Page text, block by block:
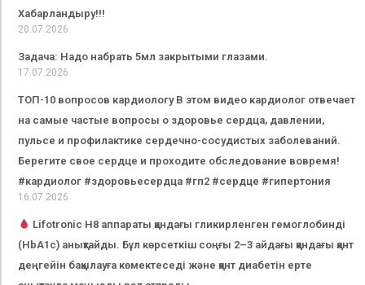
Хабарландыру!!!
20.07.2026
Задача: Надо набрать 5мл закрытыми глазами.
17.07.2026
ТОП-10 вопросов кардиологу В этом видео кардиолог отвечает
на самые частые вопросы о здоровье сердца, давлении,
пульсе и профилактике сердечно-сосудистых заболеваний.
Берегите свое сердце и проходите обследование вовремя!
#кардиолог #здоровьесердца #гп2 #сердце #гипертония
16.07.2026
Lifotronic H8 аппараты қандағы гликирленген гемоглобинді
(HbA1c) анықтайды. Бұл көрсеткіш соңғы 2–3 айдағы қандағы қант
деңгейін бақылауға көмектеседі және қант диабетін ерте